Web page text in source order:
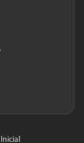
Inicial